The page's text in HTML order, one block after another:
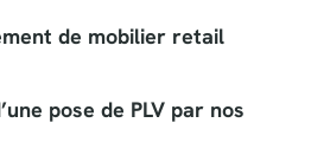
de mobilier retail
pose de PLV par nos